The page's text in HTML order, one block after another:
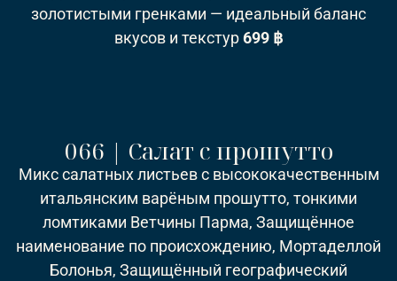
золотистыми гренками — идеальный баланс
вкусов и текстур699 ฿
066 | Салат с прошутто
Микс салатных листьев с высококачественным
итальянским варёным прошутто, тонкими
ломтиками Ветчины Парма, Защищённое
наименование по происхождению, Мортаделлой
Болонья, Защищённый географический